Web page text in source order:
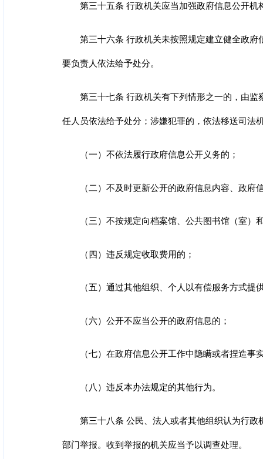
第三十五条 行政机关应当加强政府信息公开
第三十六条 行政机关未按照规定建立健全政
要负责人依法给予处分。
第三十七条 行政机关有下列情形之一的，由
任人员依法给予处分；涉嫌犯罪的，依法移送司法
（一）不依法履行政府信息公开义务的；
（二）不及时更新公开的政府信息内容、政府
（三）不按规定向档案馆、公共图书馆（室
（四）违反规定收取费用的；
（五）通过其他组织、个人以有偿服务方式提
（六）公开不应当公开的政府信息的；
（七）在政府信息公开工作中隐瞒或者捏造事
（八）违反本办法规定的其他行为。
第三十八条 公民、法人或者其他组织认为行
部门举报。收到举报的机关应当予以调查处理。